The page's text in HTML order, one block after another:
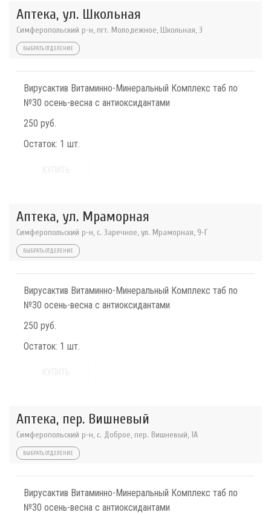
Аптека, ул. Школьная
Симферопольский р-н, пгт. Молодежное, Школьная, 3
ВЫБРАТЬ ОТДЕЛЕНИЕ
Вирусактив Витаминно-Минеральный Комплекс таб по
№30 осень-весна с антиоксидантами
250 руб.
Остаток: 1 шт.
Аптека, ул. Мраморная
Симферопольский р-н, с. Заречное, ул. Мраморная, 9-Г
ВЫБРАТЬ ОТДЕЛЕНИЕ
Вирусактив Витаминно-Минеральный Комплекс таб по
№30 осень-весна с антиоксидантами
250 руб.
Остаток: 1 шт.
Аптека, пер. Вишневый
Симферопольский р-н, с. Доброе, пер. Вишневый, 1А
ВЫБРАТЬ ОТДЕЛЕНИЕ
Вирусактив Витаминно-Минеральный Комплекс таб по
№30 осень-весна с антиоксидантами